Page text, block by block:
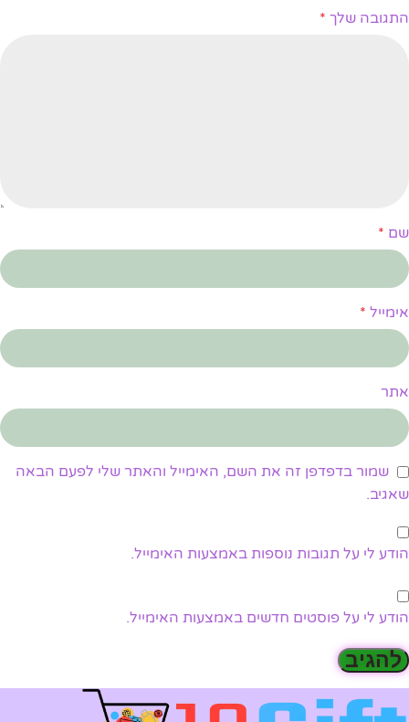
התגובה שלך *
שם *
אימייל *
אתר
שמור בדפדפן זה את השם, האימייל והאתר שלי לפעם הבאה
שאגיב.
הודע לי על תגובות נוספות באמצעות האימייל.
הודע לי על פוסטים חדשים באמצעות האימייל.